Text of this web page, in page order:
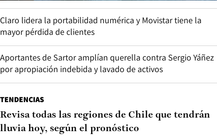
Claro lidera la portabilidad numérica y Movistar tiene la
mayor pérdida de clientes
Aportantes de Sartor amplían querella contra Sergio Yáñez
por apropiación indebida y lavado de activos
TENDENCIAS
Revisa todas las regiones de Chile que tendrán
lluvia hoy, según el pronóstico